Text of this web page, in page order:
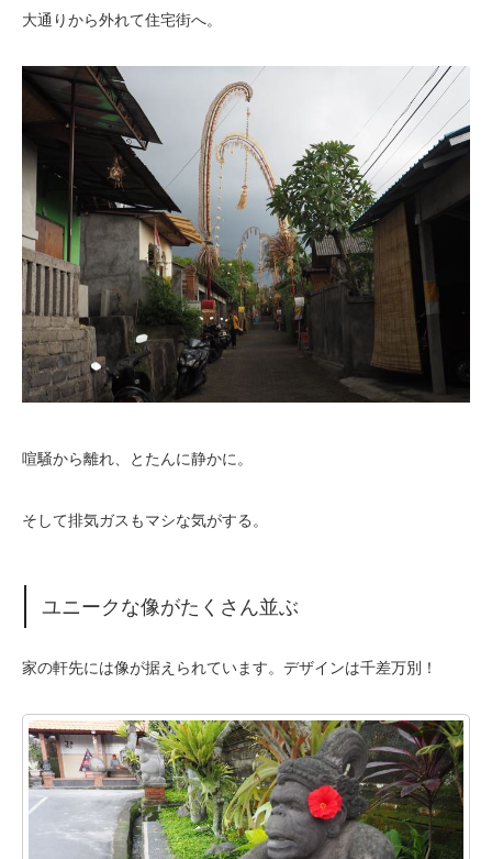
大通りから外れて住宅街へ。
喧騒から離れ、とたんに静かに。
そして排気ガスもマシな気がする。
ユニークな像がたくさん並ぶ
家の軒先には像が据えられています。デザインは千差万別！